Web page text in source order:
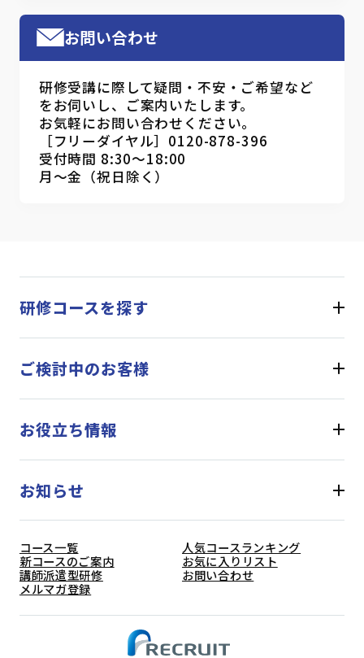
お問い合わせ
研修受講に際して疑問・不安・ご希望など
をお伺いし、ご案内いたします。
お気軽にお問い合わせください。
［フリーダイヤル］0120-878-396
受付時間 8:30～18:00
月～金（祝日除く）
研修コースを探す
ご検討中のお客様
お役立ち情報
お知らせ
コース一覧
人気コースランキング
新コースのご案内
お気に入りリスト
講師派遣型研修
お問い合わせ
メルマガ登録